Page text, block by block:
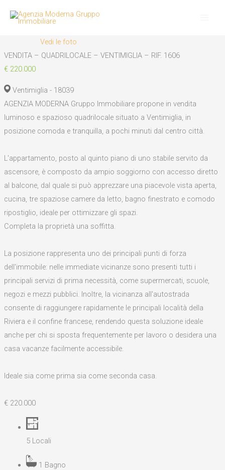
Vedi le foto
VENDITA – QUADRILOCALE – VENTIMIGLIA – RIF. 1606
€ 220.000
Ventimiglia - 18039
AGENZIA MODERNA Gruppo Immobiliare propone in vendita
luminoso e spazioso quadrilocale situato a Ventimiglia, in
posizione comoda e tranquilla, a pochi minuti dal centro città.
L'appartamento, posto al quinto piano di uno stabile servito da
ascensore, è composto da ampio soggiorno con accesso diretto
al balcone, dal quale si può apprezzare una piacevole vista aperta,
cucina, tre spaziose camere da letto, bagno finestrato e comodo
ripostiglio, ideale per ottimizzare gli spazi.
Completa la proprietà una soffitta.
La posizione rappresenta uno dei principali punti di forza
dell'immobile: nelle immediate vicinanze sono presenti tutti i
principali servizi di prima necessità, come supermercati, scuole,
negozi e mezzi pubblici. Inoltre, la vicinanza all'autostrada
consente di raggiungere rapidamente le principali località della
Riviera e il confine francese, rendendo questa soluzione ideale
anche per chi si sposta frequentemente per lavoro o desidera una
casa vacanze facilmente accessibile.
Ideale sia come prima sia come seconda casa.
€ 220.000
5 Locali
1 Bagno